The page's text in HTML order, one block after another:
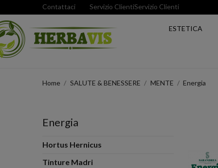
Contattaci Servizio ClientiServizio Clienti
ESTETICA
Home SALUTE & BENESSERE MENTE Energia
Energia
Hortus Hernicus
Tinture Madri